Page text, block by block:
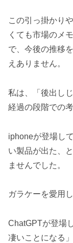
この引っ掛かり
くても市場のメ
で、今後の推移
えありません。
私は、「後出し
経過の段階での
iphoneが登場し
い製品が出た、
ませんでした。
ガラケーを愛用
ChatGPTが登場
凄いことになる